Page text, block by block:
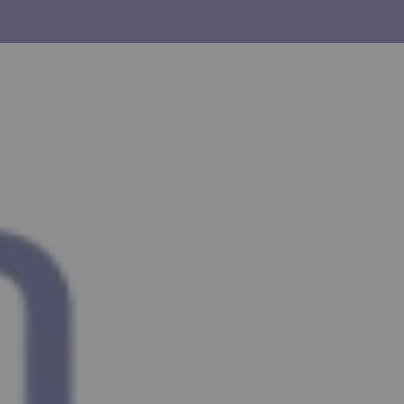
sur la flèche bas pour ouvrir le sous-menu.